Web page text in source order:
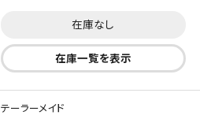
在庫なし
在庫一覧を表示
テーラーメイド